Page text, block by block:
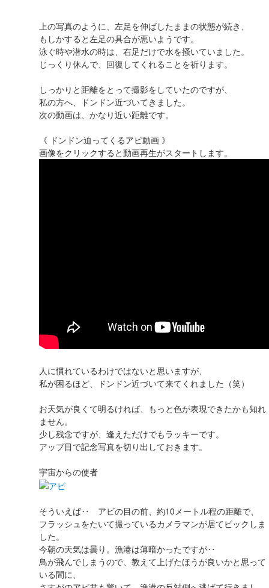
上の写真のように、左足を伸ばしたままの状態が続き、
もしかすると左足の具合が悪いようです。
泳ぐ時や潜水の時は、右足だけで水を掻いていました。
じっくり休んで、回復してくれることを祈ります。
しっかりと距離をとって撮影をしていたのですが、
私の方へ、ドンドン近づいてきました。
次の動画は、かなり近い距離です。
《 ドンドン迫ってくるアビ動画 》
画像をクリックすると動画再生がスタートします。
人に慣れているわけではないと思いますが、
私が困るほど、ドンドン近づいて来てくれました（笑）
お天気が良くて明るければ、もっと色が表現できたかも知れ
ません。
少し残念ですが、逢えただけでもラッキーです。
アップ目で記念写真を切り出しておきます。
宇宙からの使者
そういえば‥ アビの目の前、約10メートル程の距離で、
フラッシュをたいて撮っているカメラマンが居てビックしま
した。
今朝の天気は曇り。漁港は薄暗かったですが‥
鳥が飛んでしまうので、教えて上げたほうが良いかと思って
いる間に、